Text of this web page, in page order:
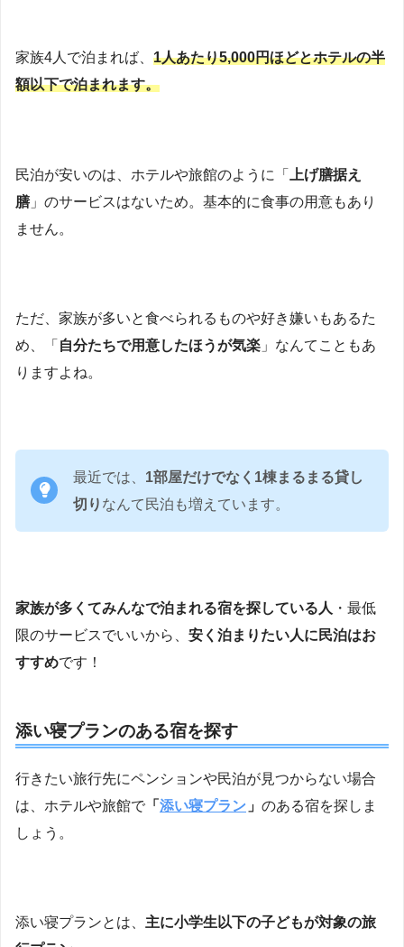
家族4人で泊まれば、 1人あたり5,000円ほどとホテルの半
額以下で泊まれます。
民泊が安いのは、ホテルや旅館のように「
上げ膳据え
膳」のサービスはないため。基本的に食事の用意もあり
ません。
ただ、家族が多いと食べられるものや好き嫌いもあるた
め、「 自分たちで用意したほうが気楽 」なんてこともあ
りますよね。
最近では、 1部屋だけでなく1棟まるまる貸し
切り なんて民泊も増えています。
家族が多くてみんなで泊まれる宿を探している人 ・最低
限のサービスでいいから、 安く泊まりたい人に民泊はお
すすめです！
添い寝プランのある宿を探す
行きたい旅行先にペンションや民泊が見つからない場合
は、ホテルや旅館で 「 添い寝プラン 」 のある宿を探しま
しょう。
添い寝プランとは、 主に小学生以下の子どもが対象の旅